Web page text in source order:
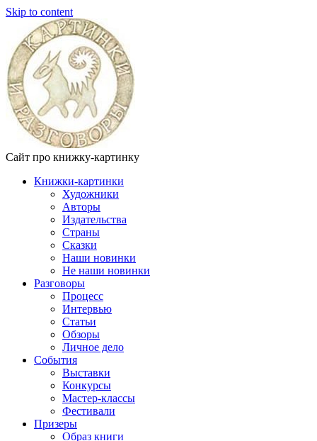
Skip to content
Сайт про книжку-картинку
Книжки-картинки
Художники
Авторы
Издательства
Страны
Сказки
Наши новинки
Не наши новинки
Разговоры
Процесс
Интервью
Статьи
Обзоры
Личное дело
События
Выставки
Конкурсы
Мастер-классы
Фестивали
Призеры
Образ книги